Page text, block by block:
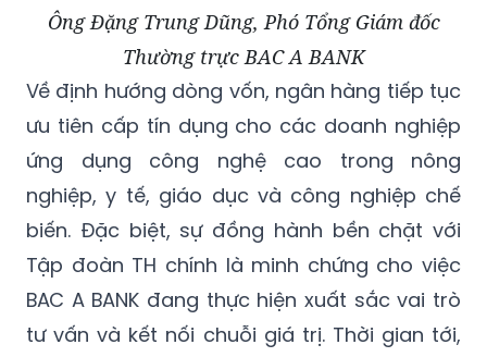
Ông Đặng Trung Dũng, Phó Tổng Giám đốc
Thường trực BAC A BANK
Về định hướng dòng vốn, ngân hàng tiếp tục
ưu tiên cấp tín dụng cho các doanh nghiệp
ứng dụng công nghệ cao trong nông
nghiệp, y tế, giáo dục và công nghiệp chế
biến. Đặc biệt, sự đồng hành bền chặt với
Tập đoàn TH chính là minh chứng cho việc
BAC A BANK đang thực hiện xuất sắc vai trò
tư vấn và kết nối chuỗi giá trị. Thời gian tới,